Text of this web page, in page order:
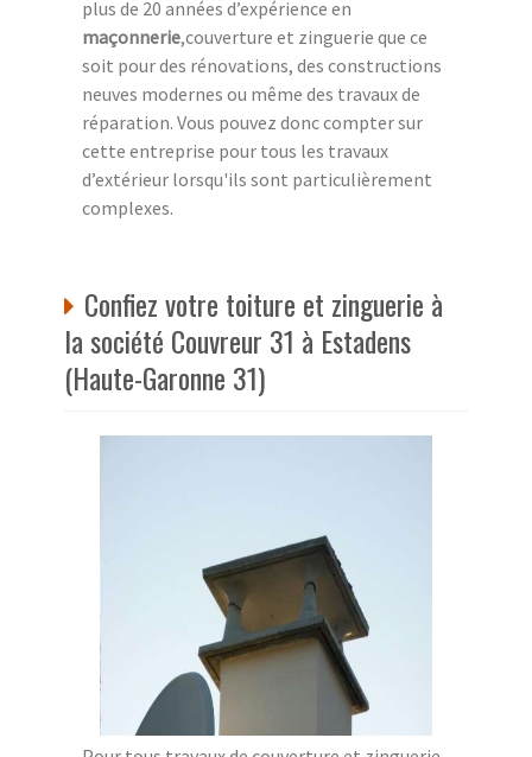
plus de 20 années d’expérience en
maçonnerie,couverture et zinguerie que ce
soit pour des rénovations, des constructions
neuves modernes ou même des travaux de
réparation. Vous pouvez donc compter sur
cette entreprise pour tous les travaux
d’extérieur lorsqu'ils sont particulièrement
complexes.
Confiez votre toiture et zinguerie à
la société Couvreur 31 à Estadens
(Haute-Garonne 31)